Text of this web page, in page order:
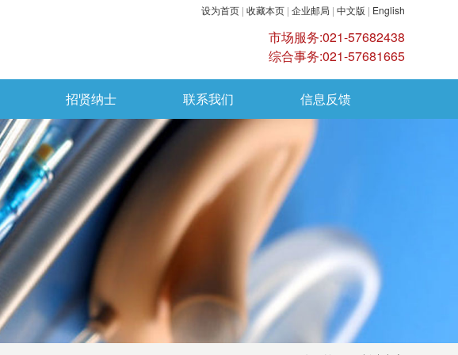
设为首页 | 收藏本页 | 企业邮局 | 中文版 | English
市场服务:021-57682438
综合事务:021-57681665
招贤纳士 联系我们 信息反馈